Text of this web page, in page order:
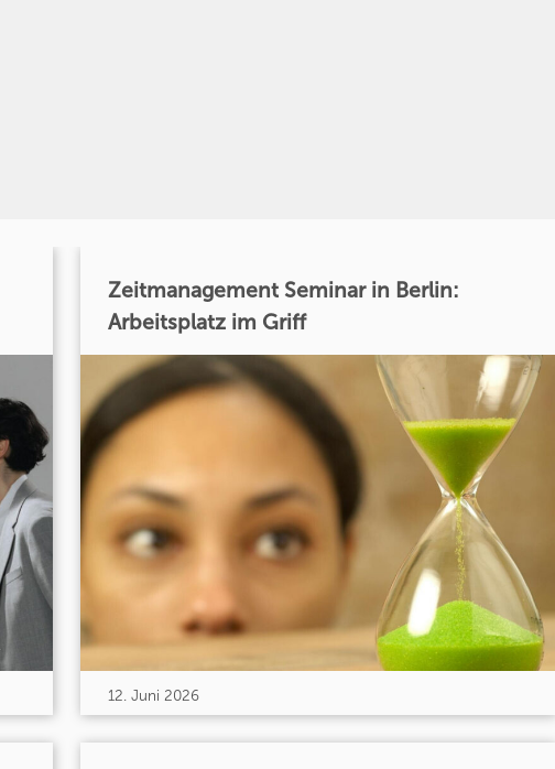
Zeitmanagement Seminar in Berlin:
Arbeitsplatz im Griff
12. Juni 2026